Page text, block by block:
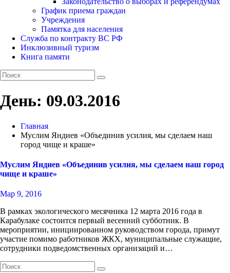
График приема граждан
Учреждения
Памятка для населения
Служба по контракту ВС РФ
Инклюзивный туризм
Книга памяти
День: 09.03.2016
Главная
Муслим Яндиев «Объединив усилия, мы сделаем наш
город чище и краше»
Муслим Яндиев «Объединив усилия, мы сделаем наш город
чище и краше»
Мар 9, 2016
В рамках экологического месячника 12 марта 2016 года в
Карабулаке состоится первый весенний субботник. В
мероприятии, инициированном руководством города, примут
участие помимо работников ЖКХ, муниципальные служащие,
сотрудники подведомственных организаций и…